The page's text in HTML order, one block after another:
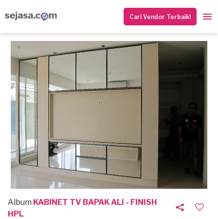
Cari Vendor Terbaik!
Album KABINET TV BAPAK ALI - FINISH
HPL